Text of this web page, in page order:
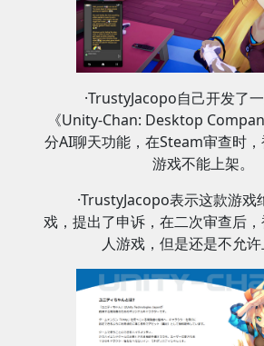
·TrustyJacopo自己开发了
《Unity-Chan: Desktop
分AI聊天功能，在Steam审查时
游戏不能上架。
·TrustyJacopo表示这款游戏
戏，提出了申诉，在二次审查后
人游戏，但是还是不允许